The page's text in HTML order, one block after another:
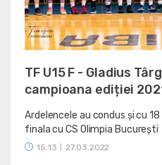
TF U15 F - Gladius
campioana ediției
Ardelencele au condus și cu
finala cu CS Olimpia București
15:13 27.03.2022